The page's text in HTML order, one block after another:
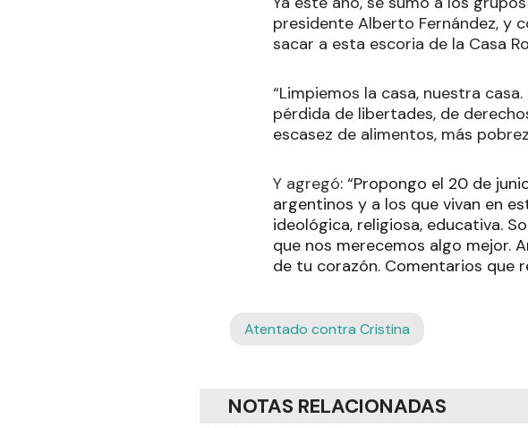
presidente Alberto Fernández, y
sacar a esta escoria de la Casa
“Limpiemos la casa, nuestra
pérdida de libertades, de
escasez de alimentos, más
Y agregó: “Propongo el 20 de
argentinos y a los que vivan en
ideológica, religiosa, educativa.
que nos merecemos algo mejor.
de tu corazón. Comentarios que
Atentado contra Cristina
NOTAS RELACIONADAS